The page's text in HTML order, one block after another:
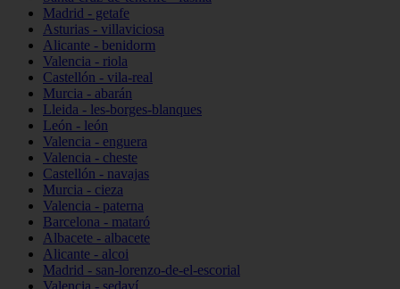
Madrid - getafe
Asturias - villaviciosa
Alicante - benidorm
Valencia - riola
Castellón - vila-real
Murcia - abarán
Lleida - les-borges-blanques
León - león
Valencia - enguera
Valencia - cheste
Castellón - navajas
Murcia - cieza
Valencia - paterna
Barcelona - mataró
Albacete - albacete
Alicante - alcoi
Madrid - san-lorenzo-de-el-escorial
Valencia - sedaví